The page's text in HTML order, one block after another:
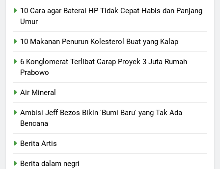
10 Cara agar Baterai HP Tidak Cepat Habis dan Panjang
Umur
10 Makanan Penurun Kolesterol Buat yang Kalap
6 Konglomerat Terlibat Garap Proyek 3 Juta Rumah
Prabowo
Air Mineral
Ambisi Jeff Bezos Bikin 'Bumi Baru' yang Tak Ada
Bencana
Berita Artis
Berita dalam negri